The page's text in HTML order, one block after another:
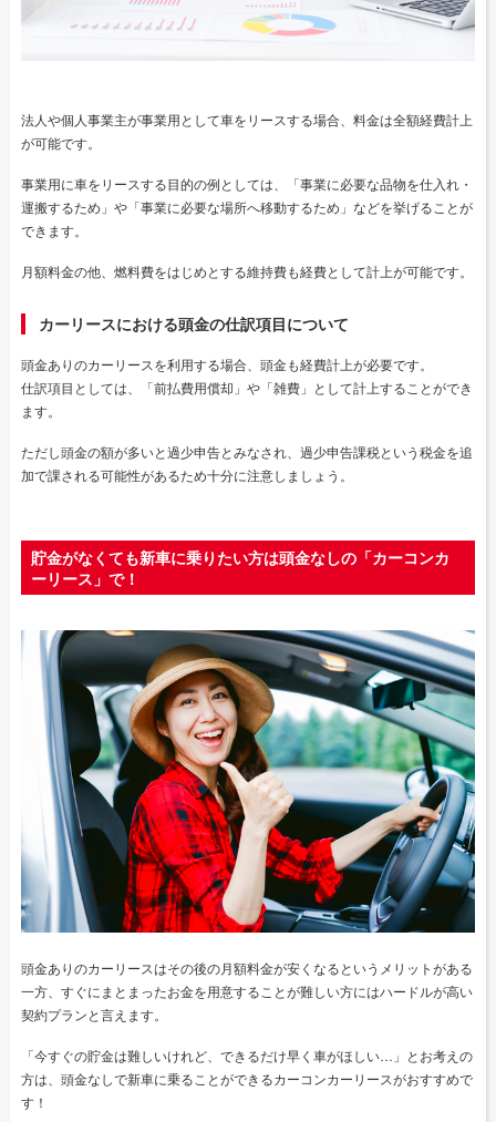
法人や個人事業主が事業用として車をリースする場合、料金は全額経費計上
が可能です。
事業用に車をリースする目的の例としては、「事業に必要な品物を仕入れ・
運搬するため」や「事業に必要な場所へ移動するため」などを挙げることが
できます。
月額料金の他、燃料費をはじめとする維持費も経費として計上が可能です。
カーリースにおける頭金の仕訳項目について
頭金ありのカーリースを利用する場合、頭金も経費計上が必要です。
仕訳項目としては、「前払費用償却」や「雑費」として計上することができ
ます。
ただし頭金の額が多いと過少申告とみなされ、過少申告課税という税金を追
加で課される可能性があるため十分に注意しましょう。
貯金がなくても新車に乗りたい方は頭金なしの「カーコンカ
ーリース」で！
頭金ありのカーリースはその後の月額料金が安くなるというメリットがある
一方、すぐにまとまったお金を用意することが難しい方にはハードルが高い
契約プランと言えます。
「今すぐの貯金は難しいけれど、できるだけ早く車がほしい…」とお考えの
方は、頭金なしで新車に乗ることができるカーコンカーリースがおすすめで
す！